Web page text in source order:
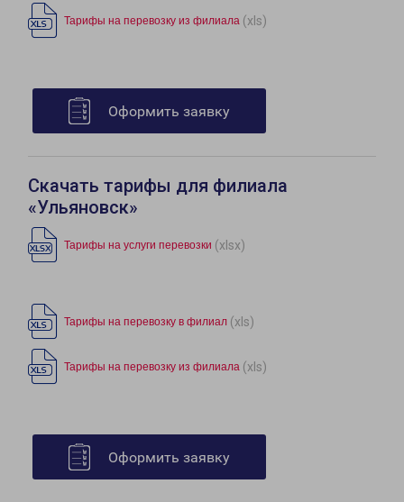
Тарифы на перевозку из филиала (xls)
Оформить заявку
Скачать тарифы для филиала
«Ульяновск»
Тарифы на услуги перевозки (xlsx)
Тарифы на перевозку в филиал (xls)
Тарифы на перевозку из филиала (xls)
Оформить заявку